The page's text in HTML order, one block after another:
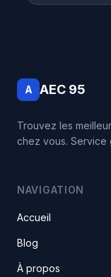
A AEC 95
Trouvez les
chez vous. Service
NAVIGATION
Accueil
Blog
À propos